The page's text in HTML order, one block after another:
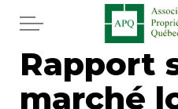
Aller au
Accueil
Rapport
marché